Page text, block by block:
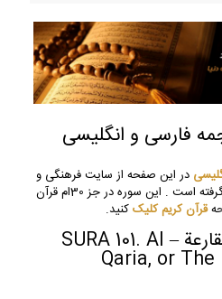
فارسی و انگلیسی
در این صفحه از سایت فرهنگی و
هنری و مذهبی تهران لوح قرار گرفته است . این سوره در جز 30ام قرآن
قرآن کریمکلیککنید.
سوره قارعه – سورة القارعة – SURA 101. Al
Qaria, or